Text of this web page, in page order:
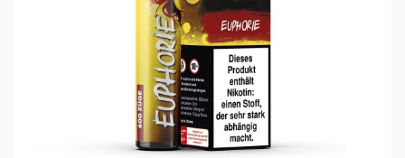
Dampfer, die nach einer exklusiven und luxuriösen
Dampferfahrung suchen. Bestellen Sie dieses Produkt
und genießen Sie den Hauch von Eleganz von
Cataleya by Samra Vapez Aventus.
Einweg